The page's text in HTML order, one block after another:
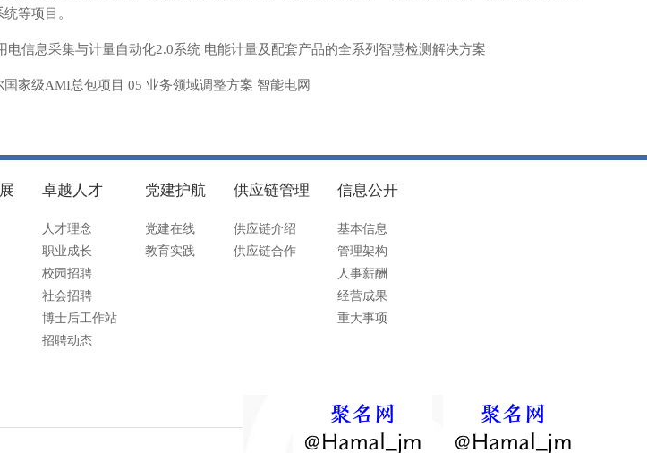
等项目。
信息采集与计量自动化2.0系统 电能计量及配套产品的全系列智慧检测解决方案
家级AMI总包项目 05 业务领域调整方案 智能电网
卓越人才
人才理念
职业成长
校园招聘
社会招聘
博士后工作站
招聘动态
党建护航
党建在线
教育实践
供应链管理
供应链介绍
供应链合作
信息公开
基本信息
管理架构
人事薪酬
经营成果
重大事项